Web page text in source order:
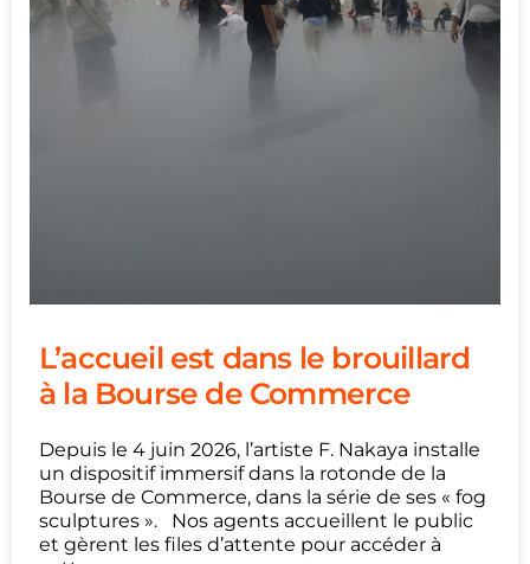
L’accueil est dans le brouillard
à la Bourse de Commerce
Depuis le 4 juin 2026, l’artiste F. Nakaya installe
un dispositif immersif dans la rotonde de la
Bourse de Commerce, dans la série de ses « fog
sculptures ». Nos agents accueillent le public
et gèrent les files d’attente pour accéder à